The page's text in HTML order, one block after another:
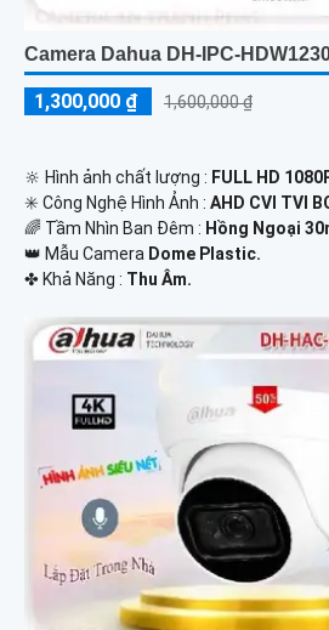
Camera Dahua DH-IPC-
1,300,000 ₫ 1,600,000 ₫
🔆 Hình ảnh chất lượng : FULL HD
✳️ Công Nghệ Hình Ảnh : AHD CVI TVI
🌈 Tầm Nhìn Ban Đêm : Hồng Ngoại
👑 Mẫu Camera Dome Plastic.
️✤ Khả Năng : Thu Âm.